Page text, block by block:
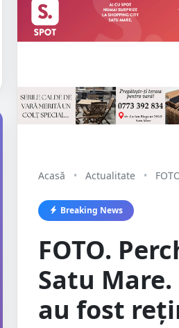
Acasă • Actualitate •
Breaking News
FOTO.
Satu
au fost